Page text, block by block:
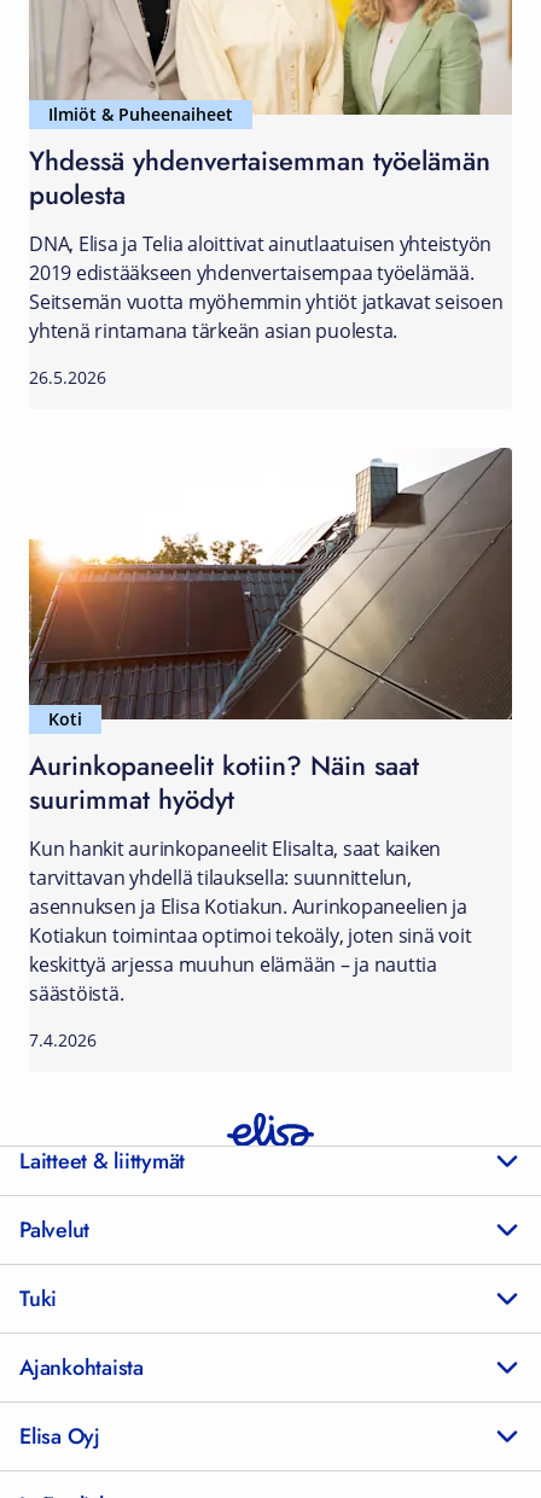
Ilmiöt & Puheenaiheet
Yhdessä yhdenvertaisemman työelämän
puolesta
DNA, Elisa ja Telia aloittivat ainutlaatuisen yhteistyön
2019 edistääkseen yhdenvertaisempaa työelämää.
Seitsemän vuotta myöhemmin yhtiöt jatkavat seisoen
yhtenä rintamana tärkeän asian puolesta.
26.5.2026
Koti
Aurinkopaneelit kotiin? Näin saat
suurimmat hyödyt
Kun hankit aurinkopaneelit Elisalta, saat kaiken
tarvittavan yhdellä tilauksella: suunnittelun,
asennuksen ja Elisa Kotiakun. Aurinkopaneelien ja
Kotiakun toimintaa optimoi tekoäly, joten sinä voit
keskittyä arjessa muuhun elämään – ja nauttia
säästöistä.
7.4.2026
Laitteet & liittymät
Palvelut
Tuki
Ajankohtaista
Elisa Oyj